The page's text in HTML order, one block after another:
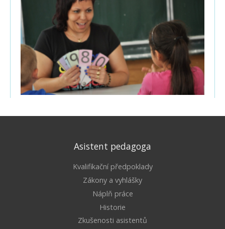
Asistent pedagoga
Kvalifikační předpoklady
Zákony a vyhlášky
Náplň práce
Historie
Zkušenosti asistentů